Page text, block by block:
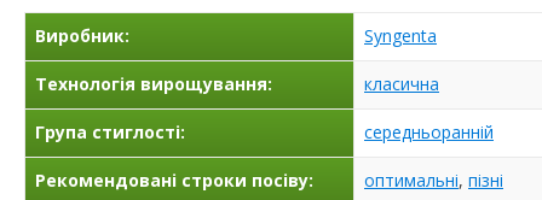
Виробник: Syngenta
Технологія вирощування: класична
Група стиглості: середньоранній
Рекомендовані строки посіву: оптимальні, пізні